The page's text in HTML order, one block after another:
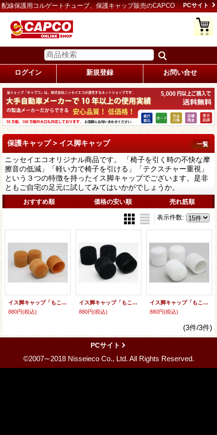
配線保護用コルゲートチューブ、保護キャップ販売のCAPCO PCサイト
ログイン 新規登録 お問い合せ
保護キャップ > イス脚キャップ
ニッセイエコオリジナル商品です。 「椅子を引く時の不快な摩
擦音の低減」「軽い力で椅子を引ける」「テクスチャー重視」
という３つの特徴を持ったイス脚キャップでございます。是非
ともご自宅の足元に試してみてはいかがでしょうか。
一覧
おすすめ順 価格の安い順 売れ筋順
表示件数:
イス脚キャップ「もこぴた」（茶）一袋４つ入り
880円(税込)
イス脚キャップ「もこぴた」（黒）一袋４つ入り
880円(税込)
イス脚キャップ「もこぴた」（白）一袋４つ入り
880円(税込)
(3件/3件)
PCサイト
©2007∼2018 Nisseieco Co., Ltd. All Rights Reserved.